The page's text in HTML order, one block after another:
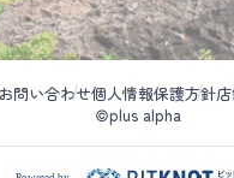
お問い合わせ個人情報保護方針
©plus alpha